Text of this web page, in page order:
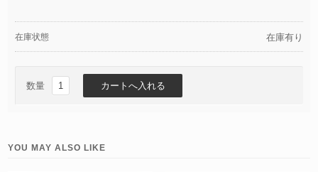
在庫状態 在庫有り
数量
YOU MAY ALSO LIKE